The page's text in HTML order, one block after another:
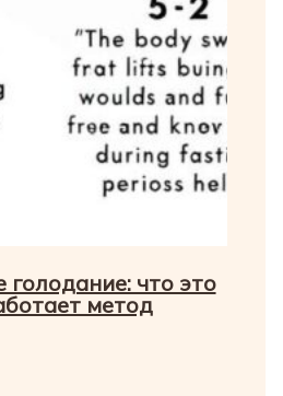
голодание: что это
метод